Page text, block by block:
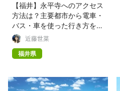
【福井】永平寺へのアクセス
方法は？主要都市から電車・
バス・車を使った行き方を解
説！近藤世菜
福井県